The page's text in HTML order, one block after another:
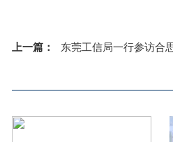
上一篇： 东莞工信局一行参访合思：数字化工具